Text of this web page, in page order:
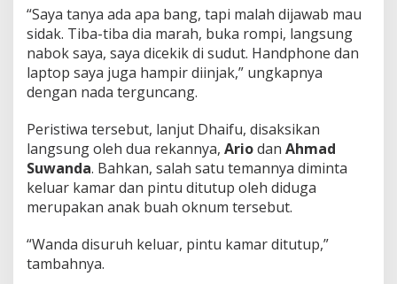
“Saya tanya ada apa bang, tapi malah dijawab mau
sidak. Tiba-tiba dia marah, buka rompi, langsung
nabok saya, saya dicekik di sudut. Handphone dan
laptop saya juga hampir diinjak,” ungkapnya
dengan nada terguncang.
Peristiwa tersebut, lanjut Dhaifu, disaksikan
langsung oleh dua rekannya, Ariodan Ahmad
Suwanda. Bahkan, salah satu temannya diminta
keluar kamar dan pintu ditutup oleh diduga
merupakan anak buah oknum tersebut.
“Wanda disuruh keluar, pintu kamar ditutup,”
tambahnya.